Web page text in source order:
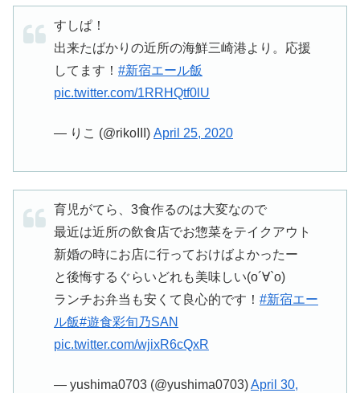
すしぱ！
出来たばかりの近所の海鮮三崎港より。応援
してます！ #新宿エール飯
pic.twitter.com/1RRHQtf0lU
— りこ (@rikoIII) April 25, 2020
育児がてら、3食作るのは大変なので
最近は近所の飲食店でお惣菜をテイクアウト
新婚の時にお店に行っておけばよかったー
と後悔するぐらいどれも美味しい(о´∀`о)
ランチお弁当も安くて良心的です！ #新宿エー
ル飯#遊食彩旬乃SAN
pic.twitter.com/wjixR6cQxR
— yushima0703 (@yushima0703)April 30,